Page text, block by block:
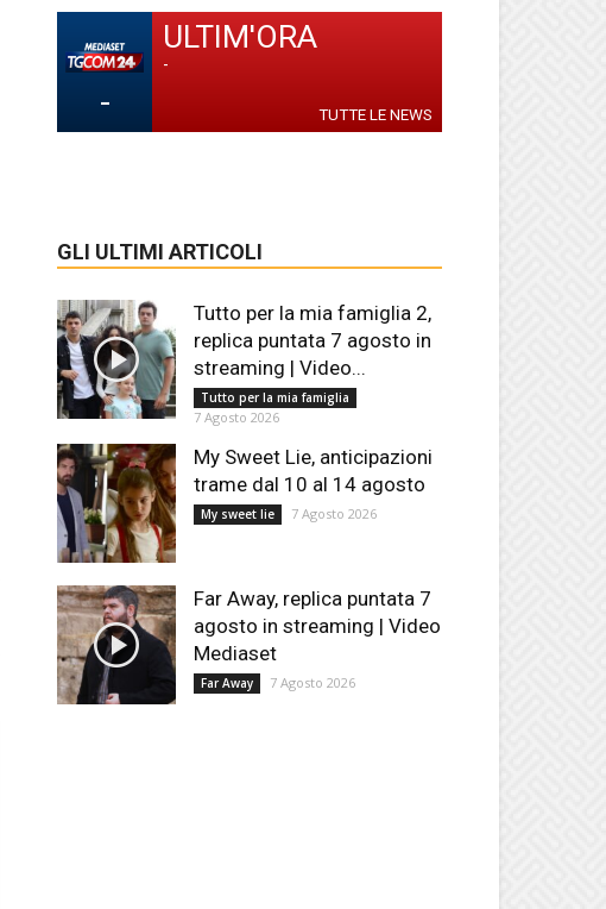
-
ULTIM'ORA
-
TUTTE LE NEWS
GLI ULTIMI ARTICOLI
Tutto per la mia famiglia 2,
replica puntata 7 agosto in
streaming | Video...
Tutto per la mia famiglia
7 Agosto 2026
My Sweet Lie, anticipazioni
trame dal 10 al 14 agosto
My sweet lie 7 Agosto 2026
Far Away, replica puntata 7
agosto in streaming | Video
Mediaset
Far Away 7 Agosto 2026